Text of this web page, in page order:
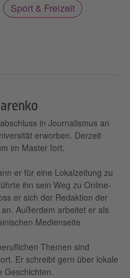
Sport & Freizeit
in Journalismus an
erworben. Derzeit
im Master fort.
er für eine Lokalzeitung zu
ihn sein Weg zu Online-
er sich der Redaktion der
Außerdem arbeitet er als
Medienseite
Themen sind
Er schreibt gern über lokale
Geschichten.